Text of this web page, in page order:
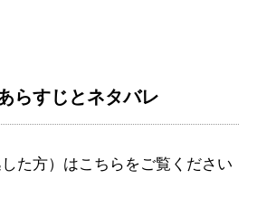
らすじとネタバレ
た方）はこちらをご覧ください